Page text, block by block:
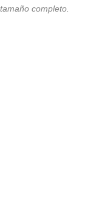
completo.